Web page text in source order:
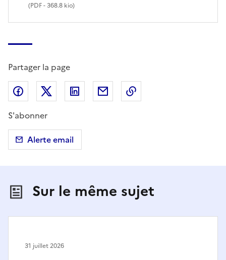
(PDF- 368.8 kio)
Partager la page
Partager sur Facebook
Partager sur X (anciennement Twitter)
Partager sur LinkedIn
Partager par email
S'abonner
Alerte email
Sur le même sujet
31 juillet 2026